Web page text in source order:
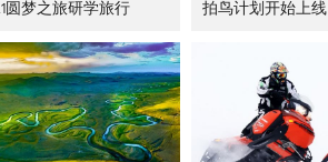
圆梦之旅研学旅行 拍鸟计划开始上线